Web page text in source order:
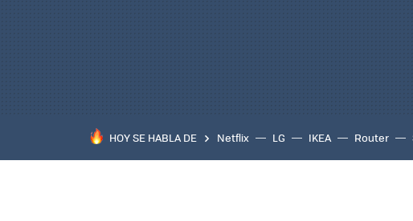
HOY SE HABLA DE Netflix LG IKEA Router